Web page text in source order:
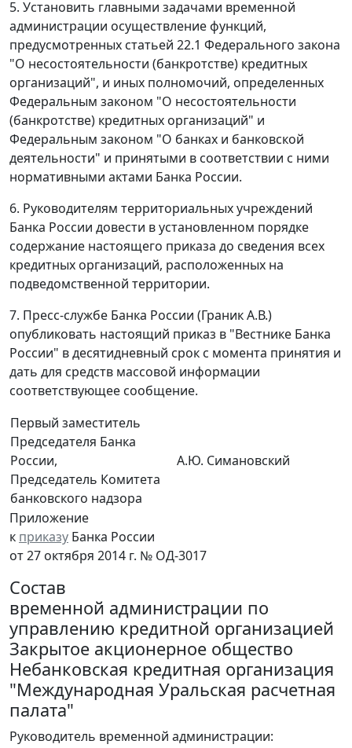
5. Установить главными задачами временной
администрации осуществление функций,
предусмотренных статьей 22.1 Федерального закона
"О несостоятельности (банкротстве) кредитных
организаций", и иных полномочий, определенных
Федеральным законом "О несостоятельности
(банкротстве) кредитных организаций" и
Федеральным законом "О банках и банковской
деятельности" и принятыми в соответствии с ними
нормативными актами Банка России.
6. Руководителям территориальных учреждений
Банка России довести в установленном порядке
содержание настоящего приказа до сведения всех
кредитных организаций, расположенных на
подведомственной территории.
7. Пресс-службе Банка России (Граник А.В.)
опубликовать настоящий приказ в "Вестнике Банка
России" в десятидневный срок с момента принятия и
дать для средств массовой информации
соответствующее сообщение.
Первый заместитель
Председателя Банка
России,
Председатель Комитета
банковского надзора
А.Ю. Симановский
Приложение
к приказу Банка России
от 27 октября 2014 г. № ОД-3017
Состав
временной администрации по
управлению кредитной организацией
Закрытое акционерное общество
Небанковская кредитная организация
"Международная Уральская расчетная
палата"
Руководитель временной администрации: